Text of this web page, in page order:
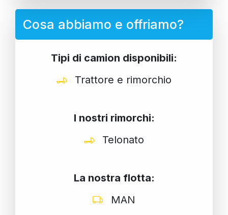
Cosa abbiamo e offriamo?
Tipi di camion disponibili:
Trattore e rimorchio
I nostri rimorchi:
Telonato
La nostra flotta:
MAN